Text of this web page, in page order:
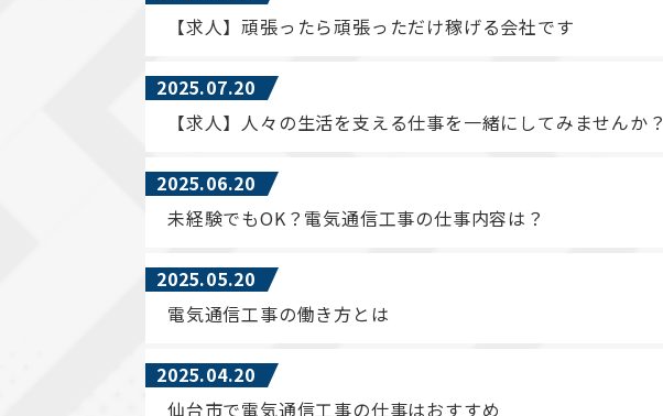
【求人】頑張ったら頑張っただけ稼げる会社です
2025.07.20
【求人】人々の生活を支える仕事を一緒にしてみませんか？
2025.06.20
未経験でもOK？電気通信工事の仕事内容は？
2025.05.20
電気通信工事の働き方とは
2025.04.20
仙台市で電気通信工事の仕事はおすすめ